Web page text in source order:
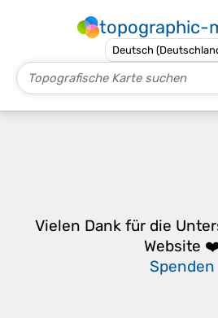
topographic-
Vielen Dank für die
Website
Spenden